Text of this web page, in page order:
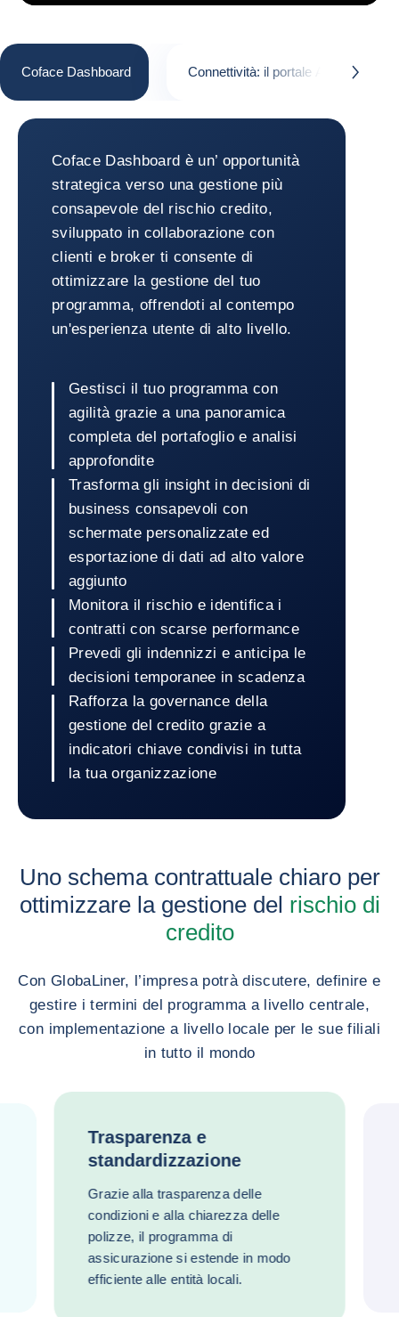
Coface Dashboard Connettività: il portale API di Coface
button.next
Coface Dashboard
Coface Dashboard è un’ opportunità
strategica verso una gestione più
consapevole del rischio credito,
sviluppato in collaborazione con
clienti e broker ti consente di
ottimizzare la gestione del tuo
programma, offrendoti al contempo
un'esperienza utente di alto livello.
Gestisci il tuo programma con
agilità grazie a una panoramica
completa del portafoglio e analisi
approfondite
Trasforma gli insight in decisioni di
business consapevoli con
schermate personalizzate ed
esportazione di dati ad alto valore
aggiunto
Monitora il rischio e identifica i
contratti con scarse performance
Prevedi gli indennizzi e anticipa le
decisioni temporanee in scadenza
Rafforza la governance della
gestione del credito grazie a
indicatori chiave condivisi in tutta
la tua organizzazione
Uno schema contrattuale chiaro per
ottimizzare la gestione del rischio di
credito
Con GlobaLiner, l’impresa potrà discutere, definire e
gestire i termini del programma a livello centrale,
con implementazione a livello locale per le sue filiali
in tutto il mondo
Trasparenza e
standardizzazione
Grazie alla trasparenza delle
condizioni e alla chiarezza delle
polizze, il programma di
assicurazione si estende in modo
efficiente alle entità locali.